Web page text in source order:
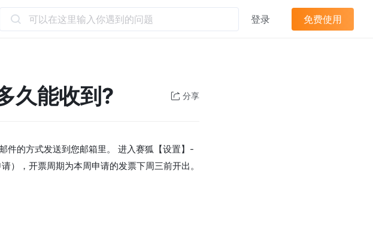
登录 免费使用
?
久能收到? 分享
件的方式发送到您邮箱里。 进入赛狐【设置】-
），开票周期为本周申请的发票下周三前开出。